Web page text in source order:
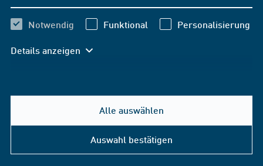
Notwendig Funktional Personalisierung
Details anzeigen
Alle auswählen
Auswahl bestätigen